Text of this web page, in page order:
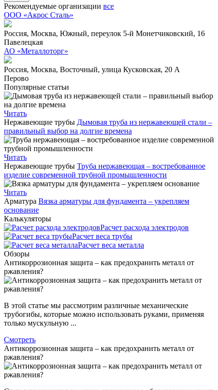
Рекомендуемые организации все
OOO «Акрос Сталь»
Россия, Москва, Южный, переулок 5-й Монетчиковский, 16
Павелецкая
АО «Металлоторг»
Россия, Москва, Восточный, улица Кусковская, 20 А
Перово
Популярные статьи
Читать
Нержавеющие трубы Дымовая труба из нержавеющей стали –
правильный выбор на долгие времена
Читать
Нержавеющие трубы Труба нержавеющая – востребованное
изделие современной трубной промышленности
Читать
Арматура Вязка арматуры для фундамента – укрепляем
основание
Калькуляторы
Расчет расхода электродов
Расчет веса трубы
Расчет веса металла
Обзоры
Антикоррозионная защита – как предохранить металл от
ржавления?
В этой статье мы рассмотрим различные механические
трубогибы, которые можно использовать руками, применяя
только мускульную ...
Смотреть
Антикоррозионная защита – как предохранить металл от
ржавления?